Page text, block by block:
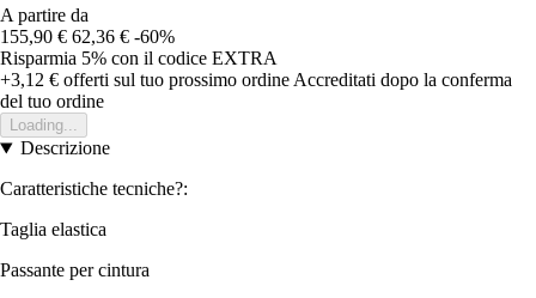
A partire da
155,90 € 62,36 € -60%
Risparmia 5% con il codice EXTRA
+3,12 € offerti sul tuo prossimo ordine Accreditati dopo la conferma
del tuo ordine
Loading...
Descrizione
Caratteristiche tecniche?:
Taglia elastica
Passante per cintura